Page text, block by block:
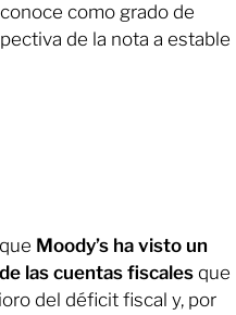
como grado de
de la nota a estable
Moody’s ha visto un
las cuentas fiscales que
del déficit fiscal y, por